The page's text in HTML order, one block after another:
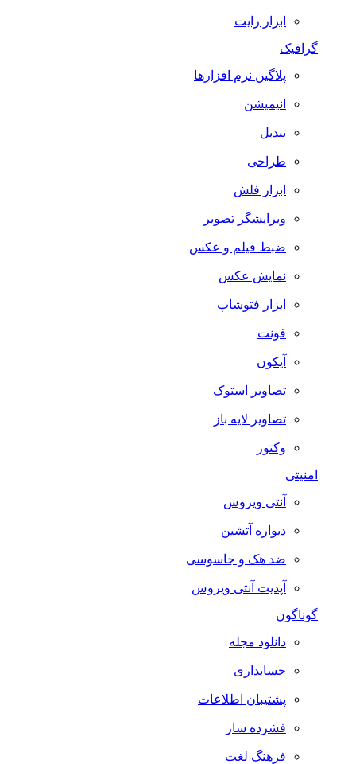
ابزار رایت
گرافیک
پلاگین نرم افزارها
انیمیشن
تبدیل
طراحی
ابزار فلش
ویرایشگر تصویر
ضبط فيلم و عكس
نمایش عکس
ابزار فتوشاپ
فونت
آیکون
تصاویر استوک
تصاویر لایه باز
وکتور
امنیتی
آنتی ویروس
دیواره آتشین
ضد هک و جاسوسی
آپدیت آنتی ویروس
گوناگون
دانلود مجله
حسابداری
پشتیبان اطلاعات
فشرده ساز
فرهنگ لغت